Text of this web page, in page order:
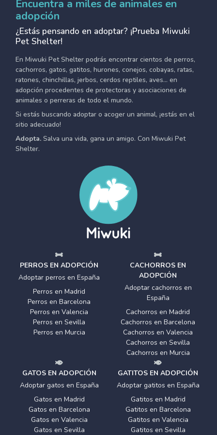
Encuentra a miles de animales en
adopción
¿Estás pensando en adoptar? ¡Prueba Miwuki
Pet Shelter!
En Miwuki Pet Shelter podrás encontrar cientos de perros,
cachorros, gatos, gatitos, hurones, conejos, cobayas, ratas,
ratones, chinchillas, jerbos, cerdos reptiles, aves... en
adopción procedentes de protectoras y asociaciones de
animales o perreras de todo el mundo.
Si estás buscando adoptar o acoger un animal, ¡estás en el
sitio adecuado!
Adopta. Salva una vida, gana un amigo. Con Miwuki Pet
Shelter.
PERROS EN ADOPCIÓN
Adoptar perros en España
Perros en Madrid
Perros en Barcelona
Perros en Valencia
Perros en Sevilla
Perros en Murcia
CACHORROS EN
ADOPCIÓN
Adoptar cachorros en
España
Cachorros en Madrid
Cachorros en Barcelona
Cachorros en Valencia
Cachorros en Sevilla
Cachorros en Murcia
GATOS EN ADOPCIÓN
Adoptar gatos en España
Gatos en Madrid
Gatos en Barcelona
Gatos en Valencia
Gatos en Sevilla
GATITOS EN ADOPCIÓN
Adoptar gatitos en España
Gatitos en Madrid
Gatitos en Barcelona
Gatitos en Valencia
Gatitos en Sevilla